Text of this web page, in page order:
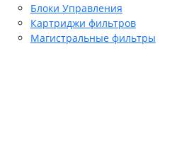
Блоки Управления
Картриджи фильтров
Магистральные фильтры